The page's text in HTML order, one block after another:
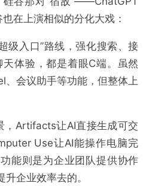
在上演相似的分化大戏：
级入口”路线，强化搜索、接
体验，都是着眼C端。虽然
会议助手等功能，但整体上
，Artifacts让AI直接生成可交
Use让AI能操作电脑完
能则是为企业团队提供协作
企业效率去的。